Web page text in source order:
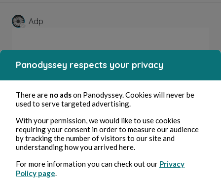
Adp
Jun 7, 2026 2 min read
TRAUMA - N'TO feat Ethereals (Worakls remix)
Music
Panodyssey respects your privacy
There are no adson Panodyssey. Cookies will never be
used to serve targeted advertising.
With your permission, we would like to use cookies
requiring your consent in order to measure our audience
by tracking the number of visitors to our site and
understanding how you arrived here.
For more information you can check out our Privacy
Policy page.